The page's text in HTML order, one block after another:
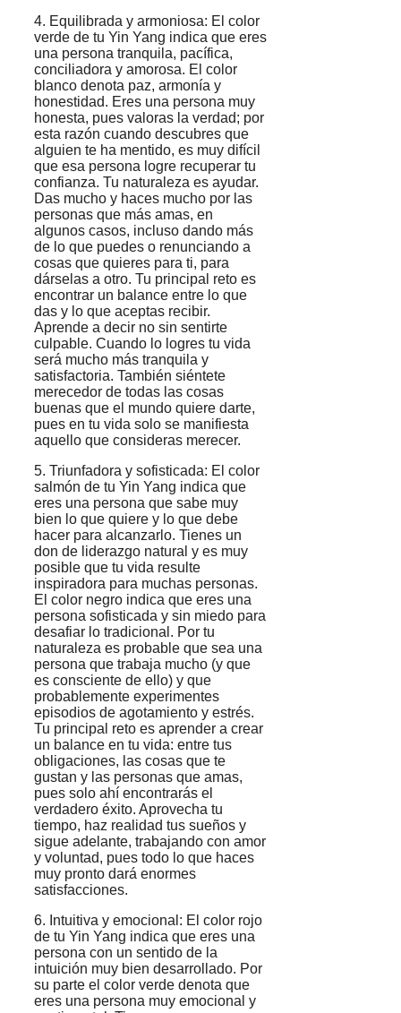
4. Equilibrada y armoniosa: El color
verde de tu Yin Yang indica que eres
una persona tranquila, pacífica,
conciliadora y amorosa. El color
blanco denota paz, armonía y
honestidad. Eres una persona muy
honesta, pues valoras la verdad; por
esta razón cuando descubres que
alguien te ha mentido, es muy difícil
que esa persona logre recuperar tu
confianza. Tu naturaleza es ayudar.
Das mucho y haces mucho por las
personas que más amas, en
algunos casos, incluso dando más
de lo que puedes o renunciando a
cosas que quieres para ti, para
dárselas a otro. Tu principal reto es
encontrar un balance entre lo que
das y lo que aceptas recibir.
Aprende a decir no sin sentirte
culpable. Cuando lo logres tu vida
será mucho más tranquila y
satisfactoria. También siéntete
merecedor de todas las cosas
buenas que el mundo quiere darte,
pues en tu vida solo se manifiesta
aquello que consideras merecer.
5. Triunfadora y sofisticada: El color
salmón de tu Yin Yang indica que
eres una persona que sabe muy
bien lo que quiere y lo que debe
hacer para alcanzarlo. Tienes un
don de liderazgo natural y es muy
posible que tu vida resulte
inspiradora para muchas personas.
El color negro indica que eres una
persona sofisticada y sin miedo para
desafiar lo tradicional. Por tu
naturaleza es probable que sea una
persona que trabaja mucho (y que
es consciente de ello) y que
probablemente experimentes
episodios de agotamiento y estrés.
Tu principal reto es aprender a crear
un balance en tu vida: entre tus
obligaciones, las cosas que te
gustan y las personas que amas,
pues solo ahí encontrarás el
verdadero éxito. Aprovecha tu
tiempo, haz realidad tus sueños y
sigue adelante, trabajando con amor
y voluntad, pues todo lo que haces
muy pronto dará enormes
satisfacciones.
6. Intuitiva y emocional: El color rojo
de tu Yin Yang indica que eres una
persona con un sentido de la
intuición muy bien desarrollado. Por
su parte el color verde denota que
eres una persona muy emocional y